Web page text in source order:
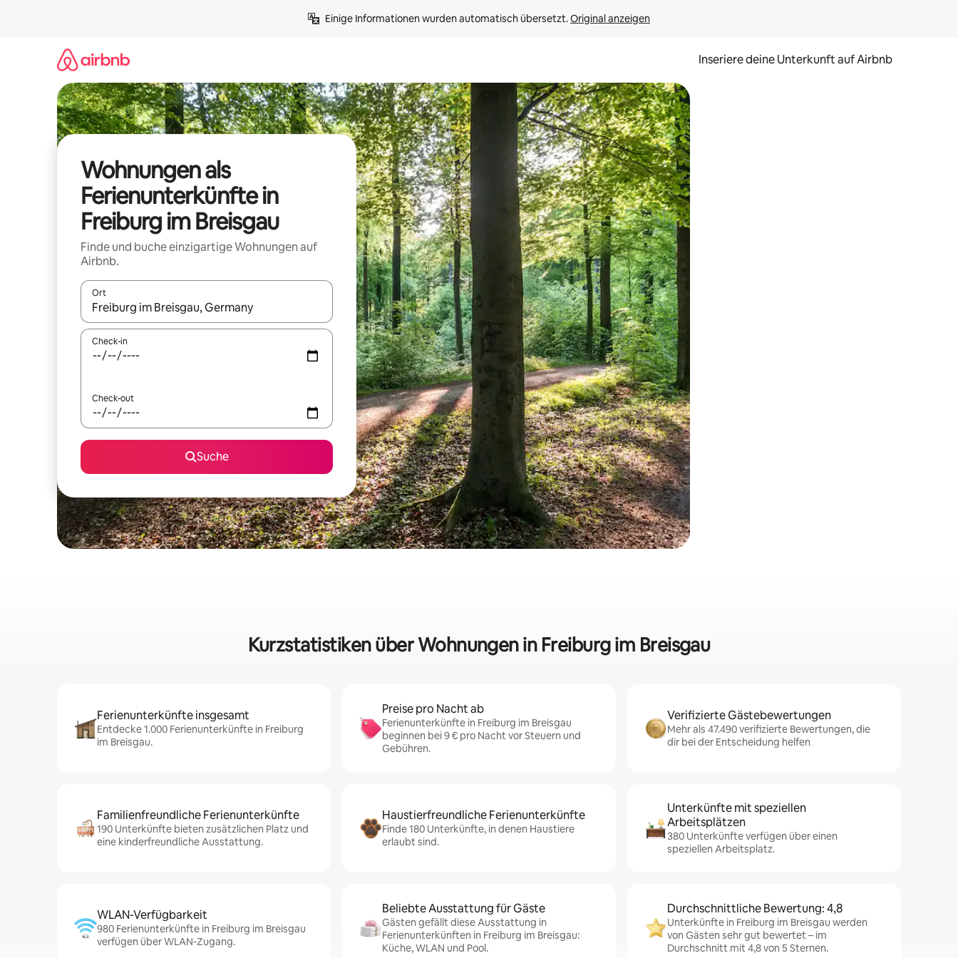
Einige Informationen wurden automatisch übersetzt. Original anzeigen
Inseriere deine Unterkunft auf Airbnb
Wohnungen als
Ferienunterkünfte in
Freiburg im Breisgau
Finde und buche einzigartige Wohnungen auf
Airbnb.
Ort
Wenn Ergebnisse verfügbar sind, navigiere mit den Pfeiltasten nach oben und unten oder erkunde die Ergebnisse durch Berühren oder Wischgesten.
Check-in
Check-out
Suche
Kurzstatistiken über Wohnungen in Freiburg im Breisgau
Ferienunterkünfte insgesamt
Entdecke 1.000 Ferienunterkünfte in Freiburg
im Breisgau.
Preise pro Nacht ab
Ferienunterkünfte in Freiburg im Breisgau
beginnen bei 9 € pro Nacht vor Steuern und
Gebühren.
Verifizierte Gästebewertungen
Mehr als 47.490 verifizierte Bewertungen, die
dir bei der Entscheidung helfen
Familienfreundliche Ferienunterkünfte
190 Unterkünfte bieten zusätzlichen Platz und
eine kinderfreundliche Ausstattung.
Haustierfreundliche Ferienunterkünfte
Finde 180 Unterkünfte, in denen Haustiere
erlaubt sind.
Unterkünfte mit speziellen
Arbeitsplätzen
380 Unterkünfte verfügen über einen
speziellen Arbeitsplatz.
WLAN-Verfügbarkeit
980 Ferienunterkünfte in Freiburg im Breisgau
verfügen über WLAN-Zugang.
Beliebte Ausstattung für Gäste
Gästen gefällt diese Ausstattung in
Ferienunterkünften in Freiburg im Breisgau:
Küche, WLAN und Pool.
Durchschnittliche Bewertung: 4,8
Unterkünfte in Freiburg im Breisgau werden
von Gästen sehr gut bewertet – im
Durchschnitt mit 4,8 von 5 Sternen.